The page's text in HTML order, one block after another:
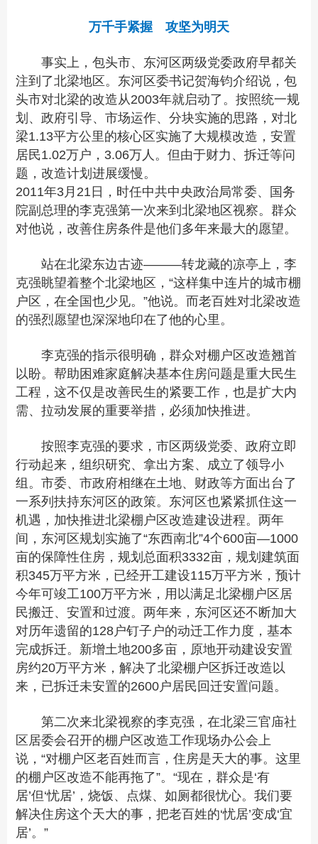
万千手紧握 攻坚为明天
事实上，包头市、东河区两级党委政府早都关
注到了北梁地区。东河区委书记贺海钧介绍说，包
头市对北梁的改造从2003年就启动了。按照统一规
划、政府引导、市场运作、分块实施的思路，对北
梁1.13平方公里的核心区实施了大规模改造，安置
居民1.02万户，3.06万人。但由于财力、拆迁等问
题，改造计划进展缓慢。
2011年3月21日，时任中共中央政治局常委、国务
院副总理的李克强第一次来到北梁地区视察。群众
对他说，改善住房条件是他们多年来最大的愿望。
站在北梁东边古迹———转龙藏的凉亭上，李
克强眺望着整个北梁地区，“这样集中连片的城市棚
户区，在全国也少见。”他说。而老百姓对北梁改造
的强烈愿望也深深地印在了他的心里。
李克强的指示很明确，群众对棚户区改造翘首
以盼。帮助困难家庭解决基本住房问题是重大民生
工程，这不仅是改善民生的紧要工作，也是扩大内
需、拉动发展的重要举措，必须加快推进。
按照李克强的要求，市区两级党委、政府立即
行动起来，组织研究、拿出方案、成立了领导小
组。市委、市政府相继在土地、财政等方面出台了
一系列扶持东河区的政策。东河区也紧紧抓住这一
机遇，加快推进北梁棚户区改造建设进程。两年
间，东河区规划实施了“东西南北”4个600亩—1000
亩的保障性住房，规划总面积3332亩，规划建筑面
积345万平方米，已经开工建设115万平方米，预计
今年可竣工100万平方米，用以满足北梁棚户区居
民搬迁、安置和过渡。两年来，东河区还不断加大
对历年遗留的128户钉子户的动迁工作力度，基本
完成拆迁。新增土地200多亩，原地开动建设安置
房约20万平方米，解决了北梁棚户区拆迁改造以
来，已拆迁未安置的2600户居民回迁安置问题。
第二次来北梁视察的李克强，在北梁三官庙社
区居委会召开的棚户区改造工作现场办公会上
说，“对棚户区老百姓而言，住房是天大的事。这里
的棚户区改造不能再拖了”。“现在，群众是‘有
居’但‘忧居’，烧饭、点煤、如厕都很忧心。我们要
解决住房这个天大的事，把老百姓的‘忧居’变成‘宜
居’。”